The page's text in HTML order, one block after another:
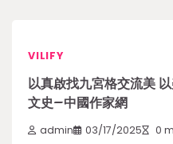
VILIFY
以真啟找九宮格交流美
文史–中國作家網
admin 03/17/2025 0